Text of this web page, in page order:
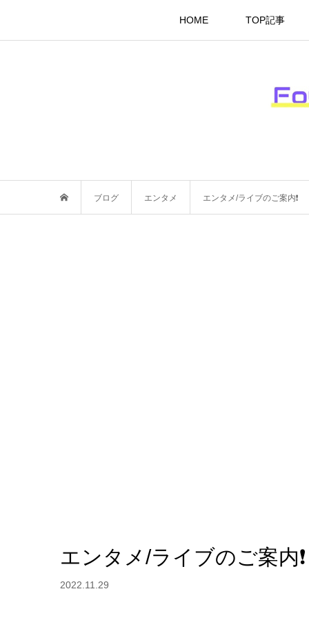
HOME TOP記事
ブログ エンタメ エンタメ/ライブのご案内❗️
エンタメ/ライブのご案内❗️
2022.11.29